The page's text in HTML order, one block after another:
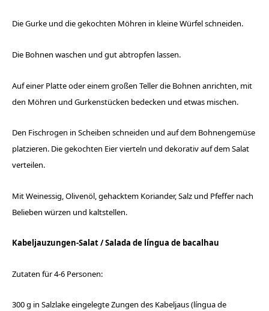
Die Gurke und die gekochten Möhren in kleine Würfel schneiden.
Die Bohnen waschen und gut abtropfen lassen.
Auf einer Platte oder einem großen Teller die Bohnen anrichten, mit
den Möhren und Gurkenstücken bedecken und etwas mischen.
Den Fischrogen in Scheiben schneiden und auf dem Bohnengemüse
platzieren. Die gekochten Eier vierteln und dekorativ auf dem Salat
verteilen.
Mit Weinessig, Olivenöl, gehacktem Koriander, Salz und Pfeffer nach
Belieben würzen und kaltstellen.
Kabeljauzungen-Salat /Salada de língua de bacalhau
Zutaten für 4-6 Personen:
300 g in Salzlake eingelegte Zungen des Kabeljaus (língua de